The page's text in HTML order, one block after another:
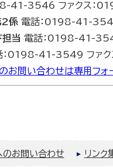
41-3546 ファクス：
2係 電話：0198-41-
担当 電話：0198-41-
：0198-41-3549 ファ
お問い合わせは専用フォ
のお問い合わせ リンク